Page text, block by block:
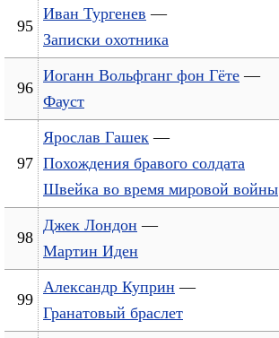
95
Иван Тургенев —
Записки охотника
96
Иоганн Вольфганг фон Гёте —
Фауст
97
Ярослав Гашек —
Похождения бравого солдата
Швейка во время мировой войны
98
Джек Лондон —
Мартин Иден
99
Александр Куприн —
Гранатовый браслет